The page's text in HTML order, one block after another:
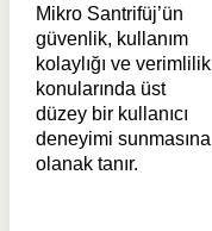
Mikro Santrifüj’ün
güvenlik, kullanım
kolaylığı ve verimlilik
konularında üst
düzey bir kullanıcı
deneyimi sunmasına
olanak tanır.